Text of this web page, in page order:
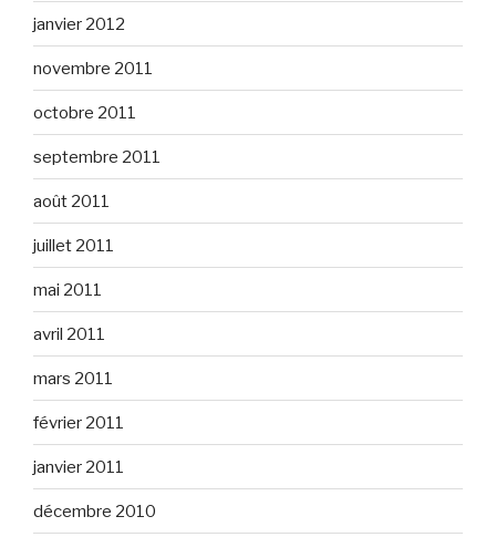
janvier 2012
novembre 2011
octobre 2011
septembre 2011
août 2011
juillet 2011
mai 2011
avril 2011
mars 2011
février 2011
janvier 2011
décembre 2010